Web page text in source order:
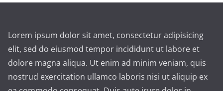
Lorem ipsum dolor sit amet, consectetur adipisicing
elit, sed do eiusmod tempor incididunt ut labore et
dolore magna aliqua. Ut enim ad minim veniam, quis
nostrud exercitation ullamco laboris nisi ut aliquip ex